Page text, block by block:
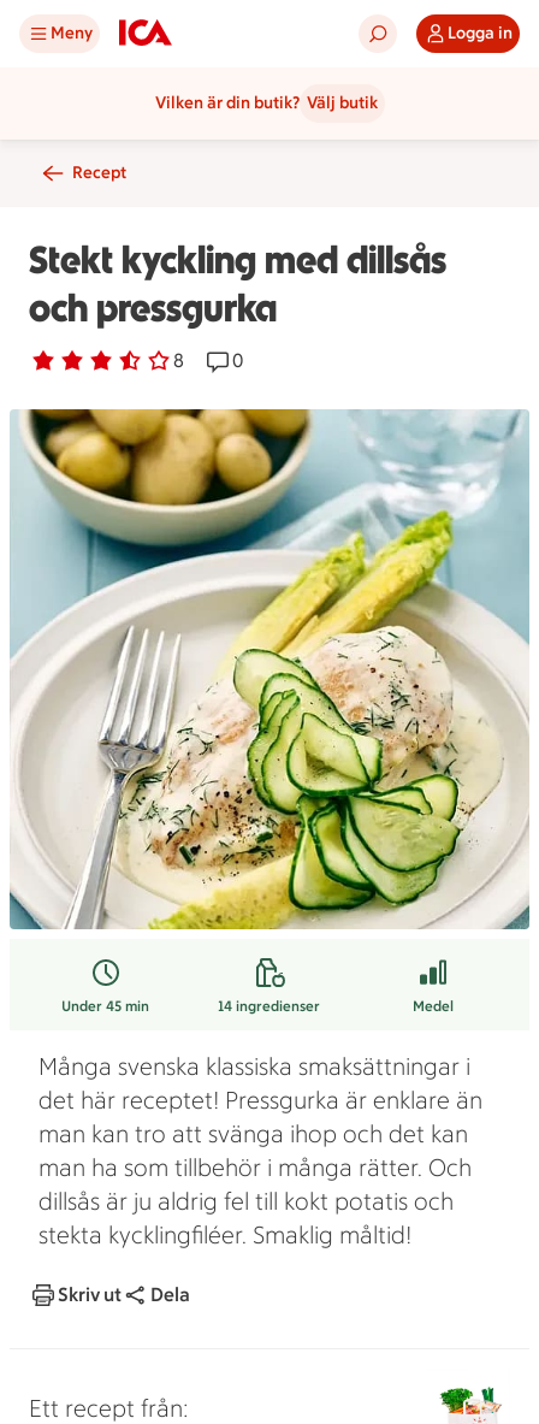
Meny Logga in
Vilken är din butik? Välj butik
Recept
Stekt kyckling med dillsås
och pressgurka
Betyg 3.3 av 5. 8
8 personer har röstatReceptet har 0 kommentarer
0
Under 45 min 14ingredienser Medel
Många svenska klassiska smaksättningar i
det här receptet! Pressgurka är enklare än
man kan tro att svänga ihop och det kan
man ha som tillbehör i många rätter. Och
dillsås är ju aldrig fel till kokt potatis och
stekta kycklingfiléer. Smaklig måltid!
Skriv ut Dela
Ett recept från: